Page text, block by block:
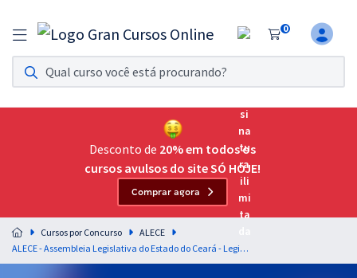
0
Assinatura Ilimitada 11
Acesso a todos os cursos. Teste grátis por 7 dias!
Assinatura OAB Até Passar
Acesso ilimitado a toda preparação para o Exame da
Residências Multiprofissionais
Preparação completa e intensiva para as principais
residências em saúde do Brasil
Desconto de 20% em todos os
cursos avulsos do site SÓ HOJE!
Comprar agora
Cursos por Concurso
ALECE
ALECE - Assembleia Legislativa do Estado do Ceará - Legislação e Ética no Serviço Público para o Cargo 30: Técnico Legislativo com a Equipe Gran (Pós-Edital)